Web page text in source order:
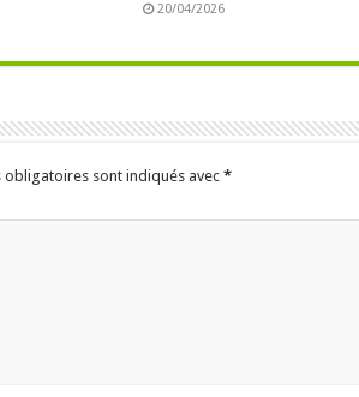
20/04/2026
obligatoires sont indiqués avec*